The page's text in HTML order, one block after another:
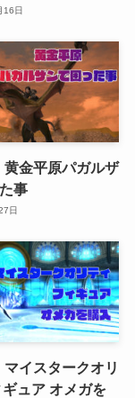
16日
黄金平原パガルザ
事
日
マイスタークオリ
ュア オメガを